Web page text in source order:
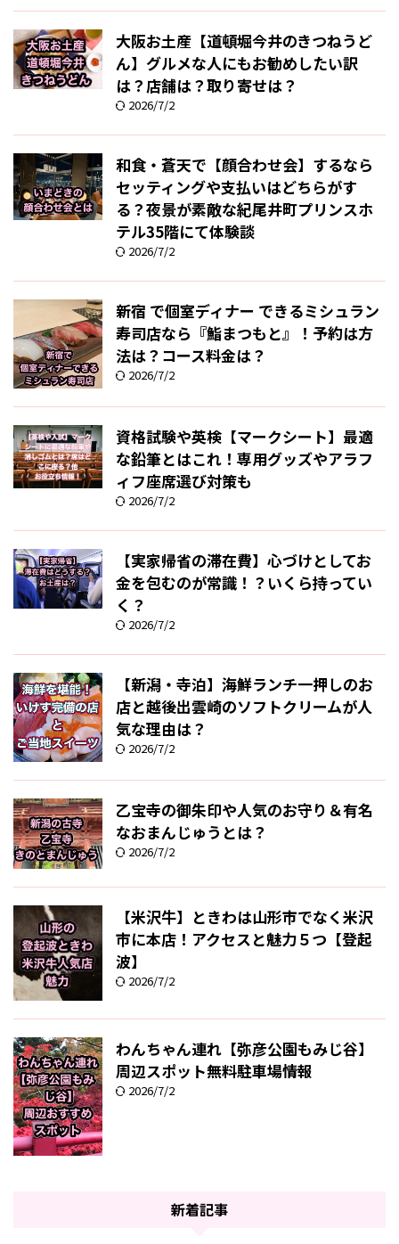
大阪お土産【道頓堀今井のきつねうど
ん】グルメな人にもお勧めしたい訳
は？店舗は？取り寄せは？
2026/7/2
和食・蒼天で【顔合わせ会】するなら
セッティングや支払いはどちらがす
る？夜景が素敵な紀尾井町プリンスホ
テル35階にて体験談
2026/7/2
新宿 で個室ディナー できるミシュラン
寿司店なら『鮨まつもと』！予約は方
法は？コース料金は？
2026/7/2
資格試験や英検【マークシート】最適
な鉛筆とはこれ！専用グッズやアラフ
ィフ座席選び対策も
2026/7/2
【実家帰省の滞在費】心づけとしてお
金を包むのが常識！？いくら持ってい
く？
2026/7/2
【新潟・寺泊】海鮮ランチ一押しのお
店と越後出雲崎のソフトクリームが人
気な理由は？
2026/7/2
乙宝寺の御朱印や人気のお守り＆有名
なおまんじゅうとは？
2026/7/2
【米沢牛】ときわは山形市でなく米沢
市に本店！アクセスと魅力５つ【登起
波】
2026/7/2
わんちゃん連れ【弥彦公園もみじ谷】
周辺スポット無料駐車場情報
2026/7/2
新着記事